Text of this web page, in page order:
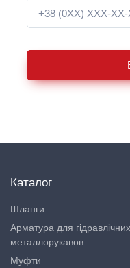
Каталог
Шланги
Арматура для
металлорукавов
Муфти